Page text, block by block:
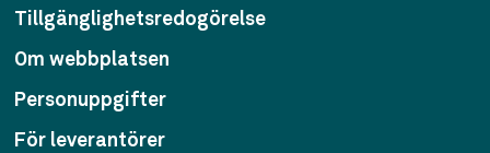
Tillgänglighetsredogörelse
Om webbplatsen
Personuppgifter
För leverantörer